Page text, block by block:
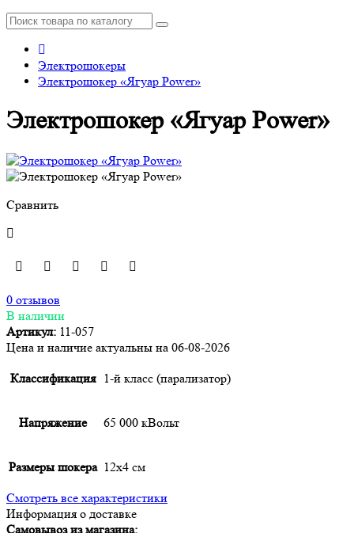
Электрошокеры
Электрошокер «Ягуар Power»
Электрошокер «Ягуар Power»
Сравнить
0 отзывов
В наличии
Артикул: 11-057
Цена и наличие актуальны на 06-08-2026
Классификация 1-й класс (парализатор)
Напряжение 65 000 кВольт
Размеры шокера 12х4 см
Смотреть все характеристики
Информация о доставке
Самовывоз из магазина: